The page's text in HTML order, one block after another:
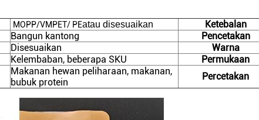
MOPP/VMPET/ PEatau disesuaikan Ketebalan
Bangun kantong Pencetakan
Disesuaikan Warna
Kelembaban, beberapa SKU Permukaan
Makanan hewan peliharaan, makanan,
bubuk protein
Percetakan